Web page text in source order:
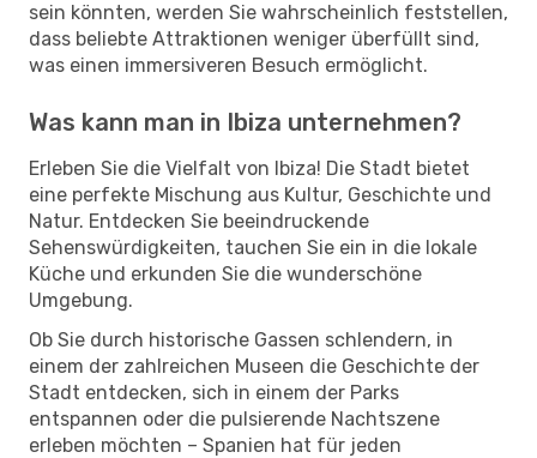
sein könnten, werden Sie wahrscheinlich feststellen,
dass beliebte Attraktionen weniger überfüllt sind,
was einen immersiveren Besuch ermöglicht.
Was kann man in Ibiza unternehmen?
Erleben Sie die Vielfalt von Ibiza! Die Stadt bietet
eine perfekte Mischung aus Kultur, Geschichte und
Natur. Entdecken Sie beeindruckende
Sehenswürdigkeiten, tauchen Sie ein in die lokale
Küche und erkunden Sie die wunderschöne
Umgebung.
Ob Sie durch historische Gassen schlendern, in
einem der zahlreichen Museen die Geschichte der
Stadt entdecken, sich in einem der Parks
entspannen oder die pulsierende Nachtszene
erleben möchten – Spanien hat für jeden